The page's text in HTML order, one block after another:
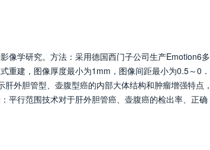
像学研究。方法：采用德国西门子公司生产Emotion6多
重建，图像厚度最小为1mm，图像间距最小为0.5～0．
外胆管型、壶腹型癌的内部大体结构和肿瘤增强特点，
平行范围技术对于肝外胆管癌、壶腹癌的检出率、正确